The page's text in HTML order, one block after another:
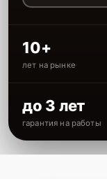
10+
лет на рынке
до 3 лет
гарантия на работы